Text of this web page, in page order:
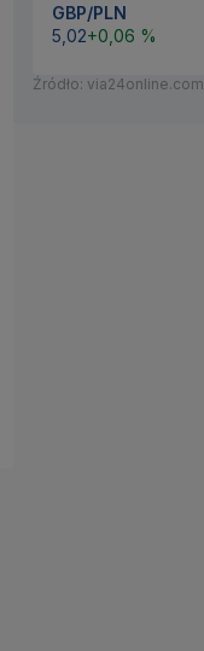
GBP/PLN
5,02+0,06 %
Źródło: via24online.com